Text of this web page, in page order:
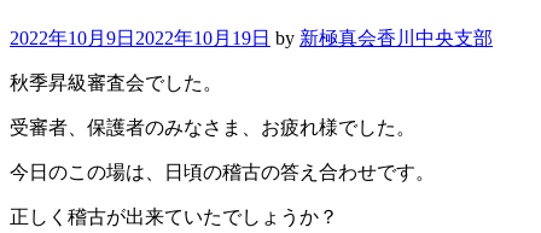
2022年10月9日 2022年10月19日 by 新極真会香川中央支部
秋季昇級審査会でした。
受審者、保護者のみなさま、お疲れ様でした。
今日のこの場は、日頃の稽古の答え合わせです。
正しく稽古が出来ていたでしょうか？